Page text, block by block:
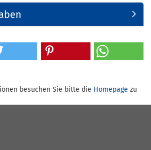
besuchen Sie bitte die Homepage zu